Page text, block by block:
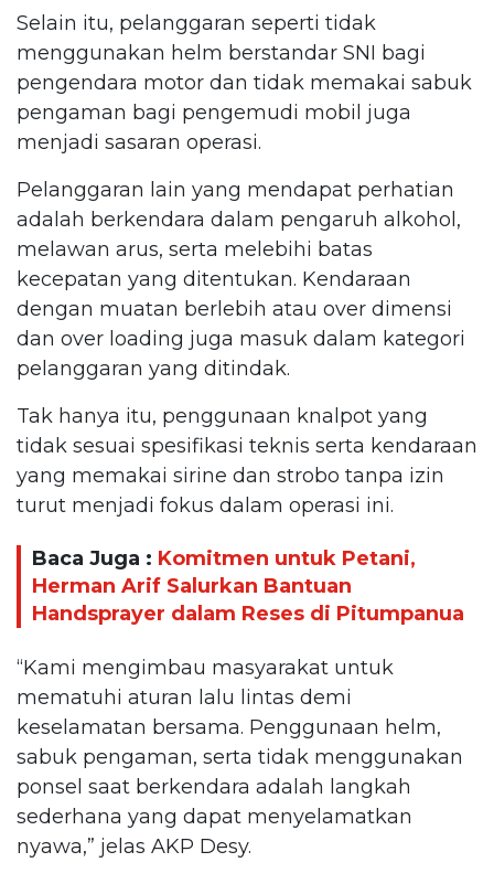
Selain itu, pelanggaran seperti tidak
menggunakan helm berstandar SNI bagi
pengendara motor dan tidak memakai sabuk
pengaman bagi pengemudi mobil juga
menjadi sasaran operasi.
Pelanggaran lain yang mendapat perhatian
adalah berkendara dalam pengaruh alkohol,
melawan arus, serta melebihi batas
kecepatan yang ditentukan. Kendaraan
dengan muatan berlebih atau over dimensi
dan over loading juga masuk dalam kategori
pelanggaran yang ditindak.
Tak hanya itu, penggunaan knalpot yang
tidak sesuai spesifikasi teknis serta kendaraan
yang memakai sirine dan strobo tanpa izin
turut menjadi fokus dalam operasi ini.
Baca Juga : Komitmen untuk Petani,
Herman Arif Salurkan Bantuan
Handsprayer dalam Reses di Pitumpanua
“Kami mengimbau masyarakat untuk
mematuhi aturan lalu lintas demi
keselamatan bersama. Penggunaan helm,
sabuk pengaman, serta tidak menggunakan
ponsel saat berkendara adalah langkah
sederhana yang dapat menyelamatkan
nyawa,” jelas AKP Desy.